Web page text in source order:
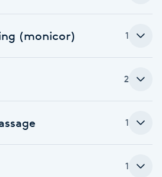
(monicor) 1
2
1
1